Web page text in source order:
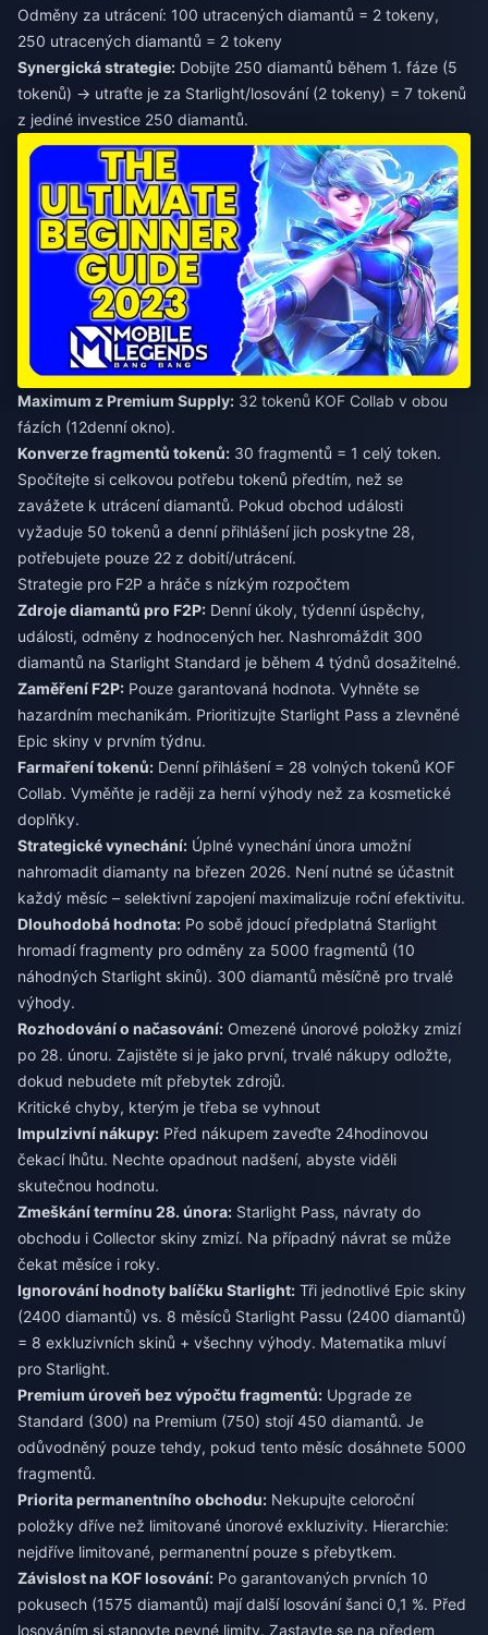
Odměny za utrácení: 100 utracených diamantů = 2 tokeny,
250 utracených diamantů = 2 tokeny
Synergická strategie: Dobijte 250 diamantů během 1. fáze (5
tokenů) → utraťte je za Starlight/losování (2 tokeny) = 7 tokenů
z jediné investice 250 diamantů.
Maximum z Premium Supply: 32 tokenů KOF Collab v obou
fázích (12denní okno).
Konverze fragmentů tokenů: 30 fragmentů = 1 celý token.
Spočítejte si celkovou potřebu tokenů předtím, než se
zavážete k utrácení diamantů. Pokud obchod události
vyžaduje 50 tokenů a denní přihlášení jich poskytne 28,
potřebujete pouze 22 z dobití/utrácení.
Strategie pro F2P a hráče s nízkým rozpočtem
Zdroje diamantů pro F2P: Denní úkoly, týdenní úspěchy,
události, odměny z hodnocených her. Nashromáždit 300
diamantů na Starlight Standard je během 4 týdnů dosažitelné.
Zaměření F2P: Pouze garantovaná hodnota. Vyhněte se
hazardním mechanikám. Prioritizujte Starlight Pass a zlevněné
Epic skiny v prvním týdnu.
Farmaření tokenů: Denní přihlášení = 28 volných tokenů KOF
Collab. Vyměňte je raději za herní výhody než za kosmetické
doplňky.
Strategické vynechání: Úplné vynechání února umožní
nahromadit diamanty na březen 2026. Není nutné se účastnit
každý měsíc – selektivní zapojení maximalizuje roční efektivitu.
Dlouhodobá hodnota: Po sobě jdoucí předplatná Starlight
hromadí fragmenty pro odměny za 5000 fragmentů (10
náhodných Starlight skinů). 300 diamantů měsíčně pro trvalé
výhody.
Rozhodování o načasování: Omezené únorové položky zmizí
po 28. únoru. Zajistěte si je jako první, trvalé nákupy odložte,
dokud nebudete mít přebytek zdrojů.
Kritické chyby, kterým je třeba se vyhnout
Impulzivní nákupy: Před nákupem zaveďte 24hodinovou
čekací lhůtu. Nechte opadnout nadšení, abyste viděli
skutečnou hodnotu.
Zmeškání termínu 28. února: Starlight Pass, návraty do
obchodu i Collector skiny zmizí. Na případný návrat se může
čekat měsíce i roky.
Ignorování hodnoty balíčku Starlight: Tři jednotlivé Epic skiny
(2400 diamantů) vs. 8 měsíců Starlight Passu (2400 diamantů)
= 8 exkluzivních skinů + všechny výhody. Matematika mluví
pro Starlight.
Premium úroveň bez výpočtu fragmentů: Upgrade ze
Standard (300) na Premium (750) stojí 450 diamantů. Je
odůvodněný pouze tehdy, pokud tento měsíc dosáhnete 5000
fragmentů.
Priorita permanentního obchodu: Nekupujte celoroční
položky dříve než limitované únorové exkluzivity. Hierarchie:
nejdříve limitované, permanentní pouze s přebytkem.
Závislost na KOF losování: Po garantovaných prvních 10
pokusech (1575 diamantů) mají další losování šanci 0,1 %. Před
losováním si stanovte pevné limity. Zastavte se na předem